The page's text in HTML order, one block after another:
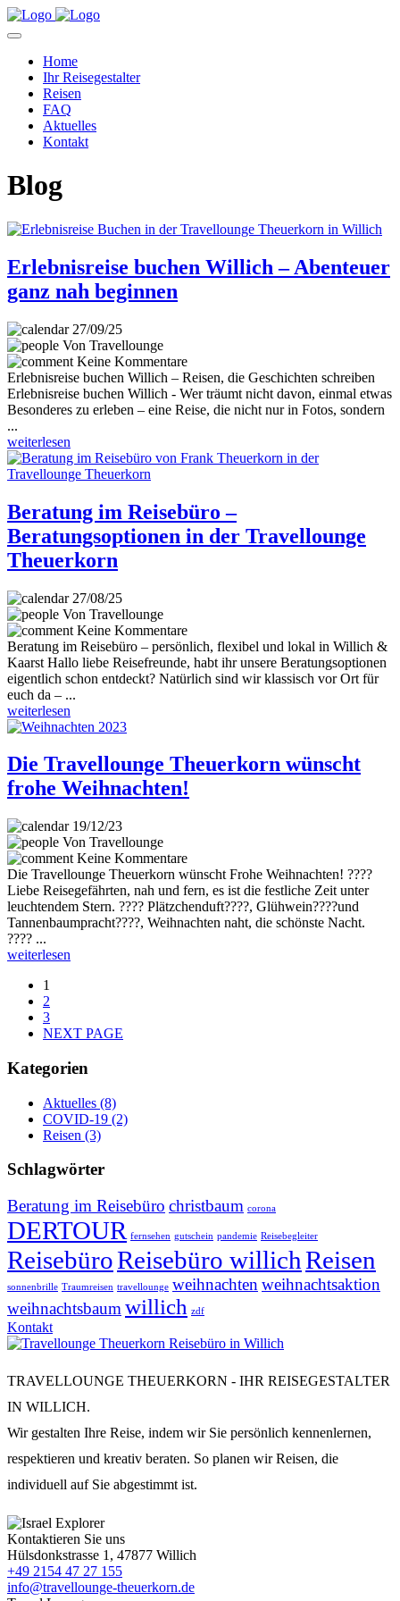
Home
Ihr Reisegestalter
Reisen
FAQ
Aktuelles
Kontakt
Blog
Erlebnisreise buchen Willich – Abenteuer
ganz nah beginnen
27/09/25
Von Travellounge
Keine Kommentare
Erlebnisreise buchen Willich – Reisen, die Geschichten schreiben
Erlebnisreise buchen Willich - Wer träumt nicht davon, einmal etwas
Besonderes zu erleben – eine Reise, die nicht nur in Fotos, sondern
...
weiterlesen
Beratung im Reisebüro –
Beratungsoptionen in der Travellounge
Theuerkorn
27/08/25
Von Travellounge
Keine Kommentare
Beratung im Reisebüro – persönlich, flexibel und lokal in Willich &
Kaarst Hallo liebe Reisefreunde, habt ihr unsere Beratungsoptionen
eigentlich schon entdeckt? Natürlich sind wir klassisch vor Ort für
euch da – ...
weiterlesen
Die Travellounge Theuerkorn wünscht
frohe Weihnachten!
19/12/23
Von Travellounge
Keine Kommentare
Die Travellounge Theuerkorn wünscht Frohe Weihnachten! ????
Liebe Reisegefährten, nah und fern, es ist die festliche Zeit unter
leuchtendem Stern. ???? Plätzchenduft????, Glühwein????und
Tannenbaumpracht????, Weihnachten naht, die schönste Nacht.
???? ...
weiterlesen
1
2
3
NEXT PAGE
Kategorien
Aktuelles (8)
COVID-19 (2)
Reisen (3)
Schlagwörter
Beratung im Reisebüro christbaum corona
DERTOUR fernsehen gutschein pandemie Reisebegleiter
ReisebüroReisebüro willichReisen
sonnenbrille Traumreisen travellounge weihnachten weihnachtsaktion
weihnachtsbaum willich zdf
Kontakt
TRAVELLOUNGE THEUERKORN - IHR REISEGESTALTER
IN WILLICH.
Wir gestalten Ihre Reise, indem wir Sie persönlich kennenlernen,
respektieren und kreativ beraten. So planen wir Reisen, die
individuell auf Sie abgestimmt ist.
Kontaktieren Sie uns
Hülsdonkstrasse 1, 47877 Willich
+49 2154 47 27 155
info@travellounge-theuerkorn.de